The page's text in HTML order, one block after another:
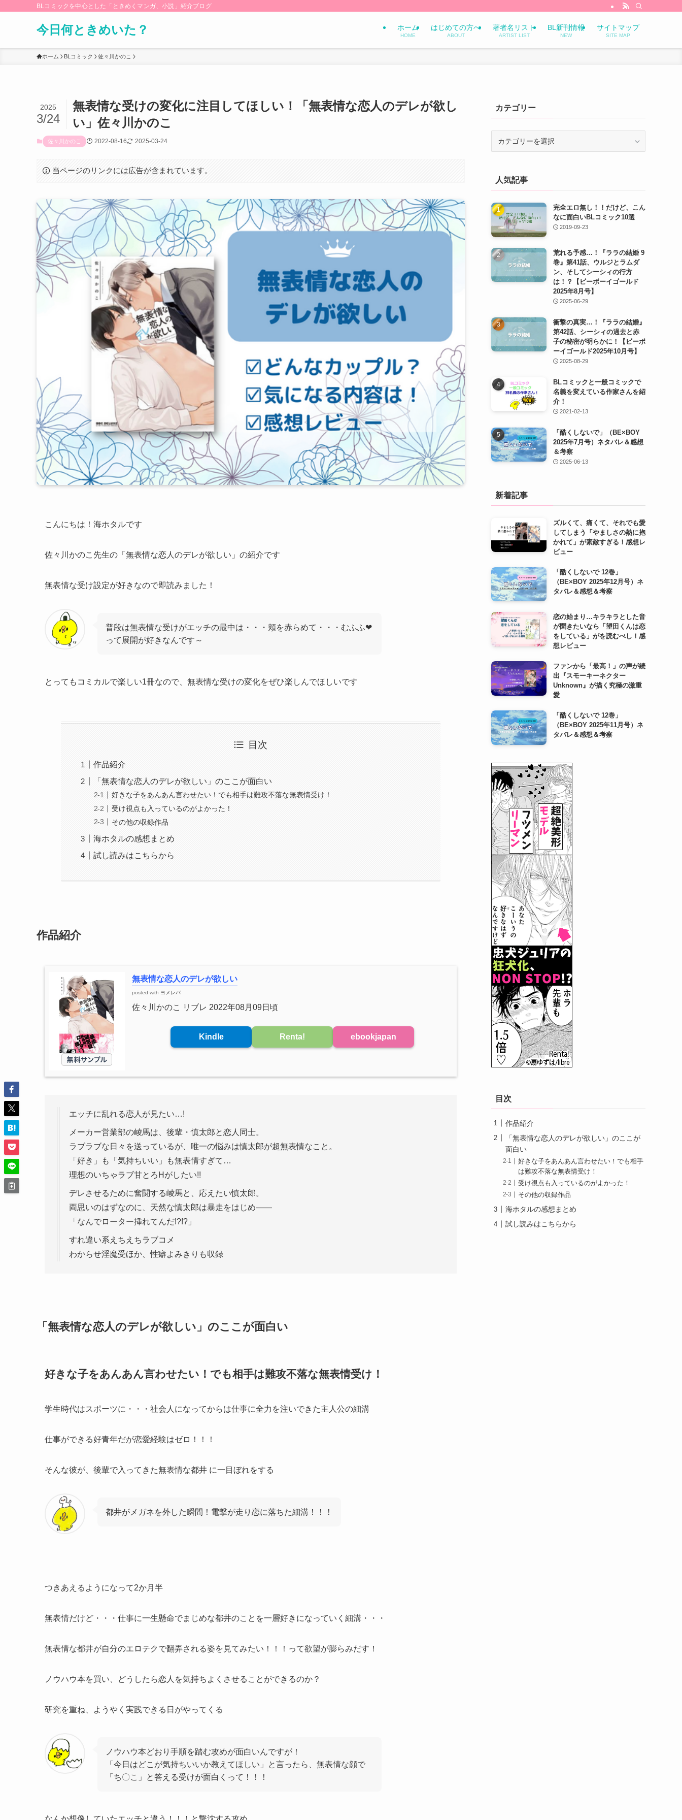
BLコミックを中心とした「ときめくマンガ、小説」紹介ブログ
今日何ときめいた？ ホーム
HOME
はじめての方へ
ABOUT
著者名リスト
ARTIST LIST
BL新刊情報
NEW
サイトマップ
SITE MAP
ホーム BLコミック 佐々川かのこ
無表情な受けの変化に注目してほしい！「無表情な恋人のデレが欲し
い」佐々川かのこ
2025
3/24
佐々川かのこ 2022-08-16 2025-03-24
当ページのリンクには広告が含まれています。
こんにちは！海ホタルです
佐々川かのこ先生の「無表情な恋人のデレが欲しい」の紹介です
無表情な受け設定が好きなので即読みました！
普段は無表情な受けがエッチの最中は・・・頬を赤らめて・・・むふふ❤
って展開が好きなんです～
とってもコミカルで楽しい1冊なので、無表情な受けの変化をぜひ楽しんでほしいです
目次
作品紹介
「無表情な恋人のデレが欲しい」のここが面白い
好きな子をあんあん言わせたい！でも相手は難攻不落な無表情受け！
受け視点も入っているのがよかった！
その他の収録作品
海ホタルの感想まとめ
試し読みはこちらから
作品紹介
無表情な恋人のデレが欲しい
posted with ヨメレバ
佐々川かのこ リブレ 2022年08月09日頃
Kindle Renta! ebookjapan
エッチに乱れる恋人が見たい…!
メーカー営業部の崚馬は、後輩・慎太郎と恋人同士。
ラブラブな日々を送っているが、唯一の悩みは慎太郎が超無表情なこと。
「好き」も「気持ちいい」も無表情すぎて…
理想のいちゃラブ甘とろHがしたい!!
デレさせるために奮闘する崚馬と、応えたい慎太郎。
両思いのはずなのに、天然な慎太郎は暴走をはじめ――
「なんでローター挿れてんだ!?!?」
すれ違い系えちえちラブコメ
わからせ淫魔受ほか、性癖よみきりも収録
「無表情な恋人のデレが欲しい」のここが面白い
好きな子をあんあん言わせたい！でも相手は難攻不落な無表情受け！
学生時代はスポーツに・・・社会人になってからは仕事に全力を注いできた主人公の細溝
仕事ができる好青年だが恋愛経験はゼロ！！！
そんな彼が、後輩で入ってきた無表情な都井 に一目ぼれをする
都井がメガネを外した瞬間！電撃が走り恋に落ちた細溝！！！
つきあえるようになって2か月半
無表情だけど・・・仕事に一生懸命でまじめな都井のことを一層好きになっていく細溝・・・
無表情な都井が自分のエロテクで翻弄される姿を見てみたい！！！って欲望が膨らみだす！
ノウハウ本を買い、どうしたら恋人を気持ちよくさせることができるのか？
研究を重ね、ようやく実践できる日がやってくる
ノウハウ本どおり手順を踏む攻めが面白いんですが！
「今日はどこが気持ちいいか教えてほしい」と言ったら、無表情な顔で
「ち〇こ」と答える受けが面白くって！！！
カテゴリー
ー人気記事
完全エロ無し！！だけど、こん
なに面白いBLコミック10選
2019-09-23
荒れる予感…！『ララの結婚 9
巻』第41話、ウルジとラムダ
ン、そしてシーシィの行方
は！？【ビーボーイゴールド
2025年8月号】
2025-06-29
衝撃の真実…！『ララの結婚』
第42話、シーシィの過去と赤
子の秘密が明らかに！【ビーボ
ーイゴールド2025年10月号】
2025-08-29
BLコミックと一般コミックで
名義を変えている作家さんを紹
介！
2021-02-13
「酷くしないで」（BE×BOY
2025年7月号）ネタバレ＆感想
＆考察
2025-06-13
新着記事
ズルくて、痛くて、それでも愛
してしまう「やましさの熱に抱
かれて」が素敵すぎる！感想レ
ビュー
「酷くしないで 12巻」
（BE×BOY 2025年12月号）ネ
タバレ＆感想＆考察
恋の始まり…キラキラとした音
が聞きたいなら「望田くんは恋
をしている」がを読むべし！感
想レビュー
ファンから「最高！」の声が続
出『スモーキーネクター
Unknown』が描く究極の激重
愛
「酷くしないで 12巻」
（BE×BOY 2025年11月号）ネ
タバレ＆感想＆考察
目次
作品紹介
「無表情な恋人のデレが欲しい」のここが
面白い
好きな子をあんあん言わせたい！でも相手
は難攻不落な無表情受け！
受け視点も入っているのがよかった！
その他の収録作品
海ホタルの感想まとめ
試し読みはこちらから